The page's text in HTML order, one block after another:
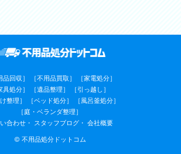
品回収］ ［不用品買取］
［家電処分］
具処分］
［遺品整理］
［引っ越し］
整理］
［ベッド処分］
［風呂釜処分］
［庭・ベランダ整理］
合わせ
スタッフブログ
会社概要
© 不用品処分ドットコム